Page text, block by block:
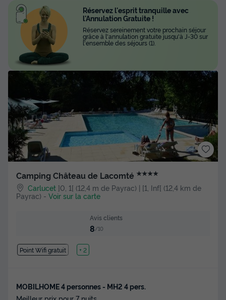
Camping Château de Lacomté ★★★★
Carlucet ]0, 1[ (12,4 m de Payrac) | [1, Inf[ (12,4 km de
Payrac) - Voir sur la carte
Avis clients
8/10
Point Wifi gratuit Lac
+ 2
MOBILHOME 4 personnes - MH2 4 pers.
Réservez l'esprit tranquille avec
l'Annulation Gratuite !
Réservez sereinement votre prochain séjour
grâce à l'annulation gratuite jusqu'à J-30 sur
l'ensemble des séjours (1).